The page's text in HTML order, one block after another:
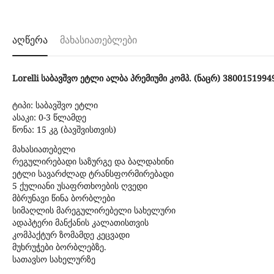
აღწერა მახასიათებლები
Lorelli საბავშვო ეტლი ალბა პრემიუმი კომპ. (ნაცრ)
ტიპი: საბავშვო ეტლი
ასაკი: 0-3 წლამდე
წონა: 15 კგ (ბავშვისთვის)
მახასიათებელი
რეგულირებადი საზურგე და ბალდახინი
ეტლი სავარძლად ტრანსფორმირებადი
5 ქულიანი უსაფრთხოების ღვედი
მბრუნავი წინა ბორბლები
სიმაღლის მარეგულირებელი სახელური
ადაპტერი მანქანის კალათისთვის
კომპაქტურ ზომამდე კეცვადი
მუხრუჭები ბორბლებზე.
სათავსო სახელურზე